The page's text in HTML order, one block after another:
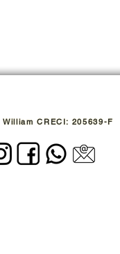
William CRECI: 205639-F